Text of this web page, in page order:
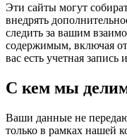
Эти сайты могут
внедрять
следить за вашим
содержимым, включая
вас есть учетная запись
С кем мы
Ваши данные не
только в рамках нашей